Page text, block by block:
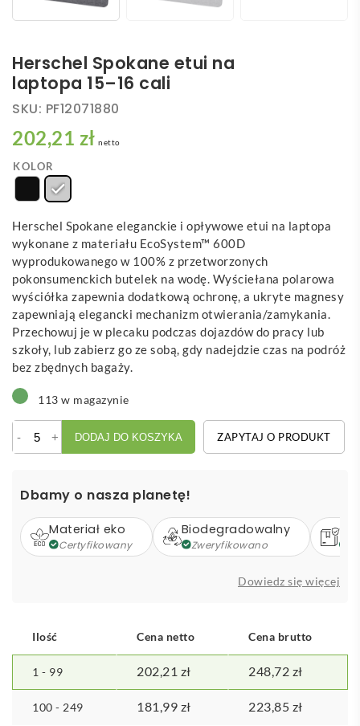
Herschel Spokane etui na
laptopa 15–16 cali
SKU: PF12071880
202,21 zł netto
KOLOR
Herschel Spokane eleganckie i opływowe etui na laptopa
wykonane z materiału EcoSystem™ 600D
wyprodukowanego w 100% z przetworzonych
pokonsumenckich butelek na wodę. Wyściełana polarowa
wyściółka zapewnia dodatkową ochronę, a ukryte magnesy
zapewniają elegancki mechanizm otwierania/zamykania.
Przechowuj je w plecaku podczas dojazdów do pracy lub
szkoły, lub zabierz go ze sobą, gdy nadejdzie czas na podróż
bez zbędnych bagaży.
113 w magazynie
-
Herschel
laptopa
15–
16
cali
+ DODAJ DO KOSZYKA ZAPYTAJ O PRODUKT
Dbamy o nasza planetę!
Materiał eko
Certyfikowany
Biodegradowalny
Zweryfikowano
Dowiedz się więcej
Ilość Cena netto Cena brutto
1 - 99 202,21 zł 248,72 zł
100 - 249 181,99 zł 223,85 zł